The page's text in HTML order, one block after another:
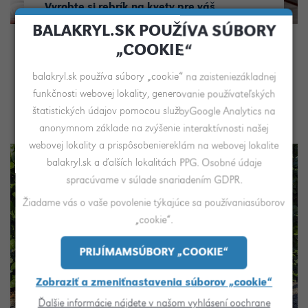
Vyrobte si rebrík na kvety pre váš
farebnejší život
Páčil sa vám v časopise alebo na Instagrame
kvetináč, rebrík či iný zaujímavý doplnok, ale nikde
v obchode ste ho nemohli zohnať? Pustite sa do
jeho výroby sami.
BALAKRYL.SK POUŽÍVA SÚBORY
„COOKIE“
balakryl.sk používa súbory „cookie“ na zaisteniezákladnej
funkčnosti webovej lokality, generovanie používateľských
štatistických údajov pomocou službyGoogle Analytics na
anonymnom základe na zvýšenie interaktívnosti našej
webovej lokality a prispôsobeniereklám na webovej lokalite
balakryl.sk a ďalších lokalitách PPG. Osobné údaje
spracúvame v súlade snariadením GDPR.
Žiadame vás o vaše povolenie týkajúce sa používaniasúborov
„cookie“.
PRIJÍMAMSÚBORY „COOKIE“
Zobraziť a zmeniťnastavenia súborov „cookie“
Ďalšie informácie nájdete v našom vyhlásení oochrane